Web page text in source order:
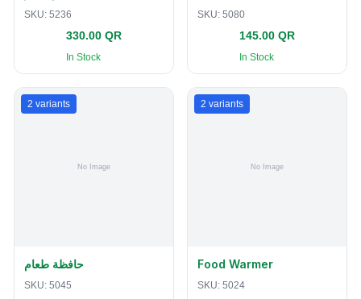
SKU: 5236
330.00 QR
In Stock
SKU: 5080
145.00 QR
In Stock
2 variants
حافظة طعام
SKU: 5045
2 variants
Food Warmer
SKU: 5024